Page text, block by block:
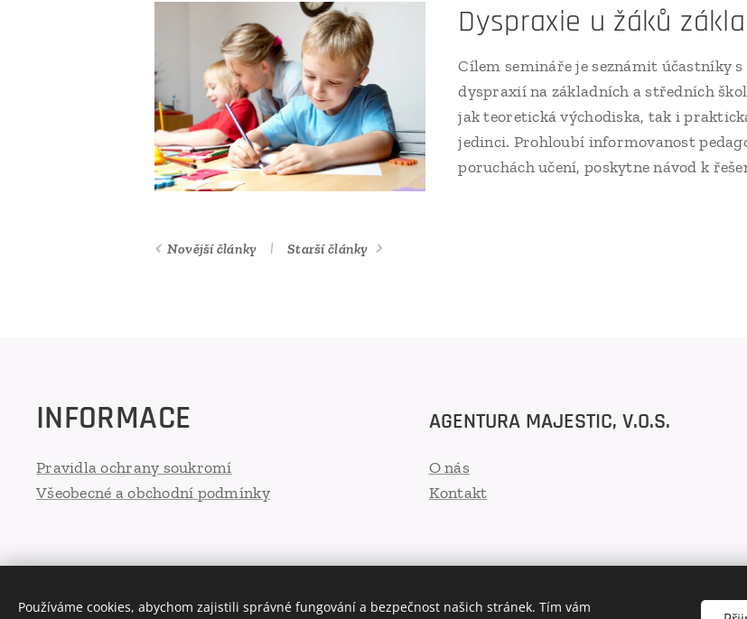
Dyspraxie u žáků
Cílem semináře je seznámit účastníky
dyspraxií na základních a středních
jak teoretická východiska, tak i
jedinci. Prohloubí informovanost
poruchách učení, poskytne návod k
Novější články Starší články
INFORMACE
Pravidla ochrany soukromí
Všeobecné a obchodní podmínky
AGENTURA MAJESTIC, V.O.S.
O nás
Kontakt
Používáme cookies, abychom zajistili správné fungování a bezpečnost našich stránek. Tím vám